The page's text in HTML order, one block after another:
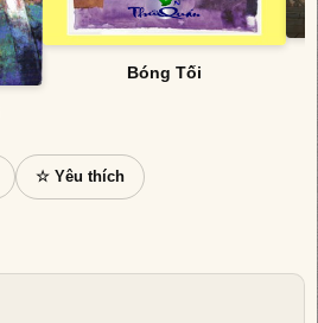
Bóng Tối
☆ Yêu thích